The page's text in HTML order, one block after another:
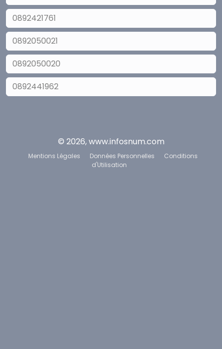
0892421761
0892050021
0892050020
0892441962
© 2026, www.infosnum.com
Mentions Légales Données Personnelles
Conditions
d'Utilisation